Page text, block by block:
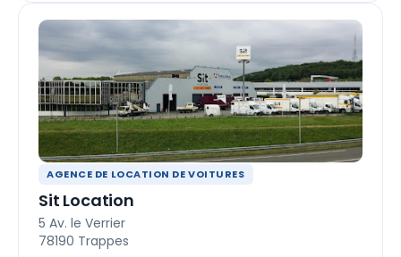
AGENCE DE LOCATION DE VOITURES
Sit Location
5 Av. le Verrier
78190 Trappes